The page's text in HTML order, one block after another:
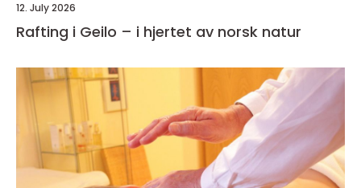
12. July 2026
Rafting i Geilo – i hjertet av norsk natur